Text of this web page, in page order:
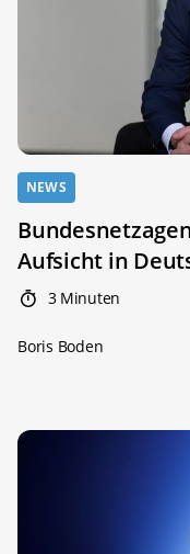
NEWS
Aufsicht in
3 Minuten
Boris Boden